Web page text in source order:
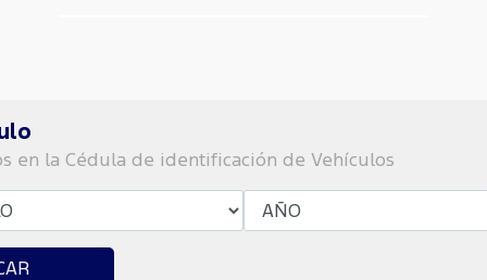
en la Cédula de identificación de Vehículos